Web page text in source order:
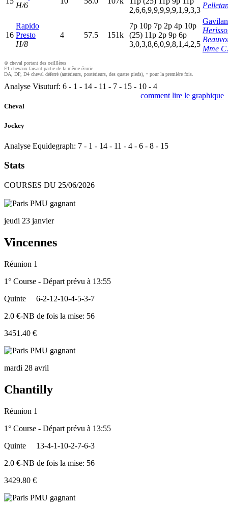
H/6
2,6,6,9,9,9,9,9,1,9,3,3
16
Rapido
Presto
H/8
4 57.5 151k
7p 10p 7p 2p 4p 10p
(25) 11p 2p 9p 6p
3,0,3,8,6,0,9,8,1,4,2,5
Mme C.
⊗ cheval portant des oeilllères
E1 chevaux faisant partie de la même écurie
DA, DP, D4 cheval déferré (antérieurs, postérieurs, des quatre pieds), • pour la première fois.
Analyse Visuturf: 6 - 1 - 14 - 11 - 7 - 15 - 10 - 4
comment lire le graphique
Cheval
Jockey
Analyse Equidegraph: 7 - 1 - 14 - 11 - 4 - 6 - 8 - 15
Stats
COURSES DU 25/06/2026
jeudi 23 janvier
Vincennes
Réunion 1
1° Course - Départ prévu à 13:55
Quinte
6-2-12-10-4-5-3-7
2.0 €-NB de fois la mise: 56
3451.40 €
mardi 28 avril
Chantilly
Réunion 1
1° Course - Départ prévu à 13:55
Quinte
13-4-1-10-2-7-6-3
2.0 €-NB de fois la mise: 56
3429.80 €